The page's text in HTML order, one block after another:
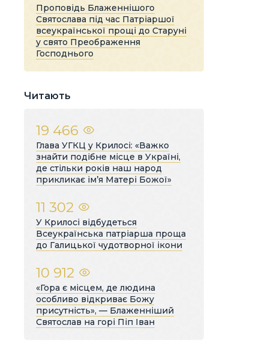
Проповідь Блаженнішого
Святослава під час Патріаршої
всеукраїнської прощі до Старуні
у свято Преображення
Господнього
Читають
19 466
Глава УГКЦ у Крилосі: «Важко
знайти подібне місце в Україні,
де стільки років наш народ
прикликає ім’я Матері Божої»
11 302
У Крилосі відбудеться
Всеукраїнська патріарша проща
до Галицької чудотворної ікони
10 912
«Гора є місцем, де людина
особливо відкриває Божу
присутність», — Блаженніший
Святослав на горі Піп Іван